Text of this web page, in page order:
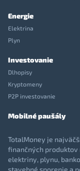
Energie
Elektrina
Plyn
Investovanie
Dlhopisy
Kryptomeny
P2P investovanie
Mobilné paušály
TotalMoney je
finančných produktov
elektriny, plynu,
stavebné sporenie a